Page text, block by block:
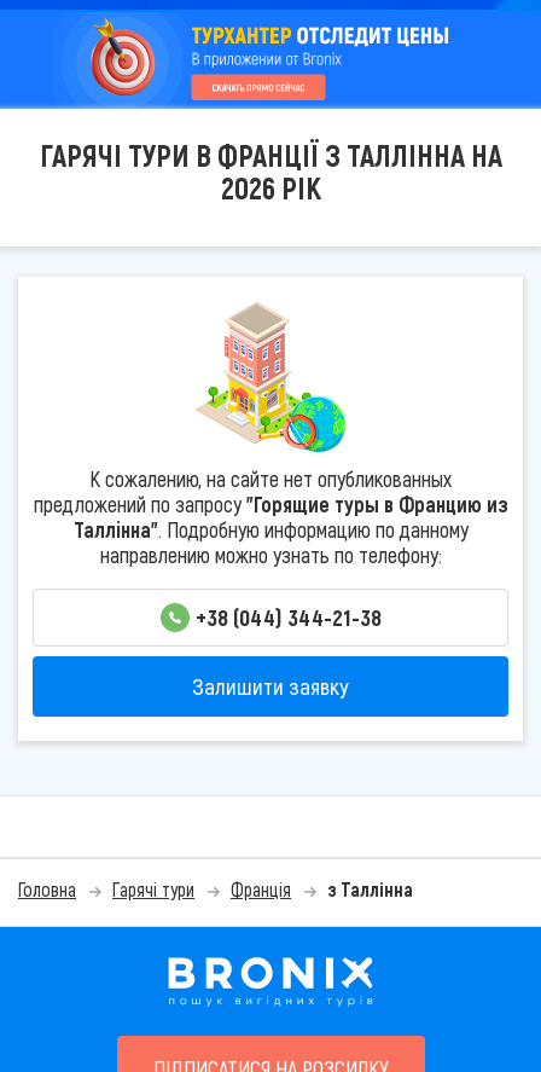
ГАРЯЧІ ТУРИ В ФРАНЦІЇ З ТАЛЛІННА НА
2026 РІК
К сожалению, на сайте нет опубликованных
предложений по запросу"Горящие туры в Францию из
Таллінна". Подробную информацию по данному
направлению можно узнать по телефону:
+38 (044) 344-21-38
Залишити заявку
Головна Гарячі тури Франція з Таллінна